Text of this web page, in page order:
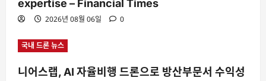
expertise – Financial Times
2026년 08월 06일 0
국내 드론 뉴스
니어스랩, AI 자율비행 드론으로 방산부문서 수익성